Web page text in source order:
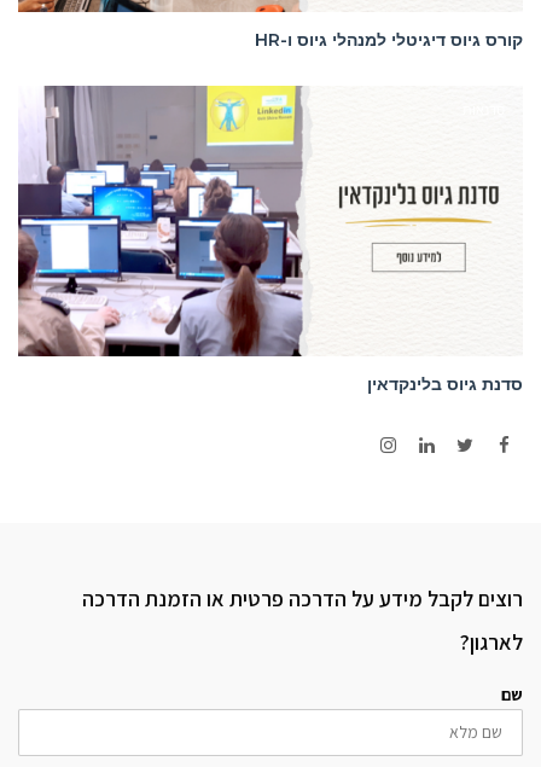
קורס גיוס דיגיטלי למנהלי גיוס ו-HR
סדנת גיוס בלינקדאין
רוצים לקבל מידע על הדרכה פרטית או הזמנת הדרכה
לארגון?
שם